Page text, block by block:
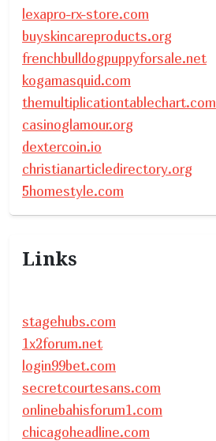
lexapro-rx-store.com
buyskincareproducts.org
frenchbulldogpuppyforsale.net
kogamasquid.com
themultiplicationtablechart.com
casinoglamour.org
dextercoin.io
christianarticledirectory.org
5homestyle.com
Links
stagehubs.com
1x2forum.net
login99bet.com
secretcourtesans.com
onlinebahisforum1.com
chicagoheadline.com